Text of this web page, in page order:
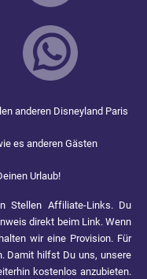
anderen Disneyland Paris
es anderen Gästen
Urlaub!
Stellen Affiliate-Links. Du
direkt beim Link. Wenn
wir eine Provision. Für
Damit hilfst Du uns, unsere
kostenlos anzubieten.